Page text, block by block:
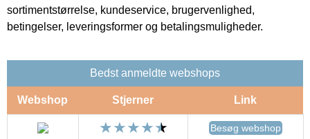
sortimentstørrelse, kundeservice, brugervenlighed,
betingelser, leveringsformer og betalingsmuligheder.
Bedst anmeldte webshops
Webshop Stjerner Link
Besøg webshop